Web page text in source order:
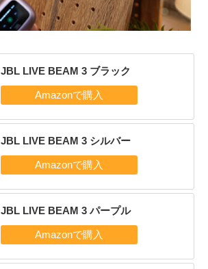
JBL LIVE BEAM 3 ブラック
JBL LIVE BEAM 3 シルバー
JBL LIVE BEAM 3 パープル